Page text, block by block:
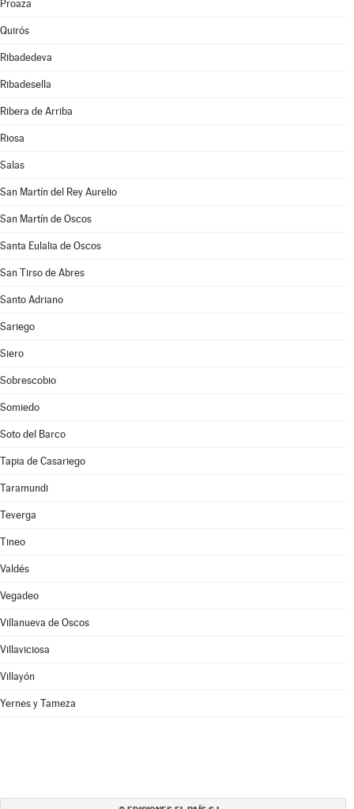
Proaza
Quirós
Ribadedeva
Ribadesella
Ribera de Arriba
Riosa
Salas
San Martín del Rey Aurelio
San Martín de Oscos
Santa Eulalia de Oscos
San Tirso de Abres
Santo Adriano
Sariego
Siero
Sobrescobio
Somiedo
Soto del Barco
Tapia de Casariego
Taramundi
Teverga
Tineo
Valdés
Vegadeo
Villanueva de Oscos
Villaviciosa
Villayón
Yernes y Tameza